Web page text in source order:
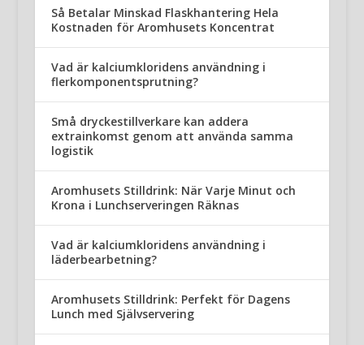
Så Betalar Minskad Flaskhantering Hela
Kostnaden för Aromhusets Koncentrat
Vad är kalciumkloridens användning i
flerkomponentsprutning?
Små dryckestillverkare kan addera
extrainkomst genom att använda samma
logistik
Aromhusets Stilldrink: När Varje Minut och
Krona i Lunchserveringen Räknas
Vad är kalciumkloridens användning i
läderbearbetning?
Aromhusets Stilldrink: Perfekt för Dagens
Lunch med Självservering